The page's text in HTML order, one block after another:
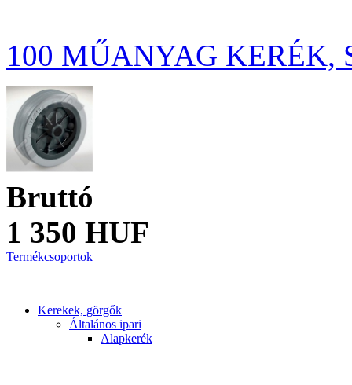
100 MŰANYAG KERÉK,
Bruttó
1 350 HUF
Termékcsoportok
Kerekek, görgők
Általános ipari
Alapkerék